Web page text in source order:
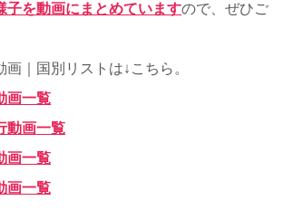
子を動画にまとめていますので、ぜひご
画｜国別リストは↓こちら。
画一覧
動画一覧
画一覧
画一覧